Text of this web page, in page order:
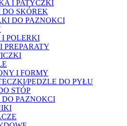
I PATYCZKI
SKÓREK
DO PAZNOKCI
POLERKI
PREPARATY
I FORMY
PĘDZLE DO PYŁU
STÓP
PAZNOKCI